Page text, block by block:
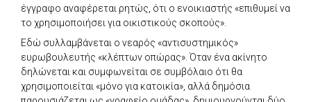
έγγραφο αναφέρεται ρητώς, ότι ο ενοικιαστής «επιθυμεί να
το χρησιμοποιήσει για οικιστικούς σκοπούς».
Εδώ συλλαμβάνεται ο νεαρός «αντισυστημικός»
ευρωβουλευτής «κλέπτων οπώρας». Όταν ένα ακίνητο
δηλώνεται και συμφωνείται σε συμβόλαιο ότι θα
χρησιμοποιείται «μόνο για κατοικία», αλλά δημόσια